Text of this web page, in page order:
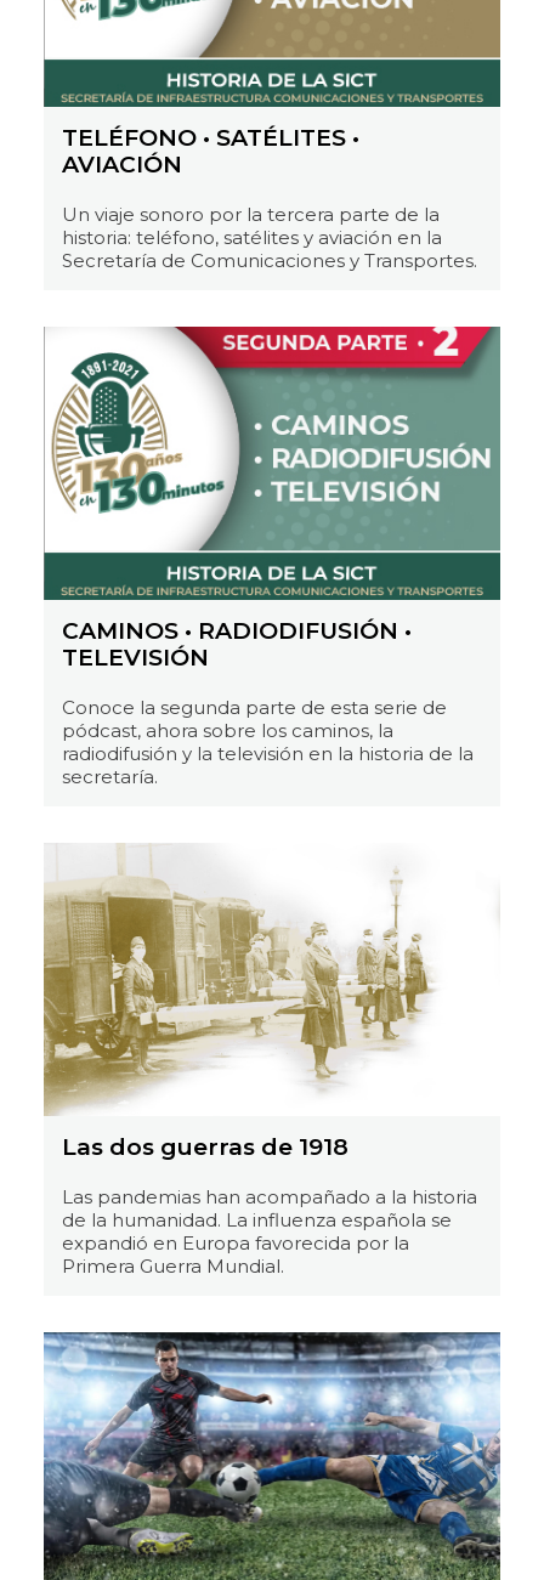
TELÉFONO • SATÉLITES •
AVIACIÓN
Un viaje sonoro por la tercera parte de la
historia: teléfono, satélites y aviación en la
Secretaría de Comunicaciones y Transportes.
CAMINOS • RADIODIFUSIÓN •
TELEVISIÓN
Conoce la segunda parte de esta serie de
pódcast, ahora sobre los caminos, la
radiodifusión y la televisión en la historia de la
secretaría.
Las dos guerras de 1918
Las pandemias han acompañado a la historia
de la humanidad. La influenza española se
expandió en Europa favorecida por la
Primera Guerra Mundial.